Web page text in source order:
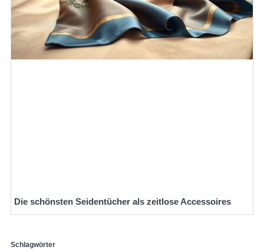
Die schönsten Seidentücher als zeitlose Accessoires
Schlagwörter